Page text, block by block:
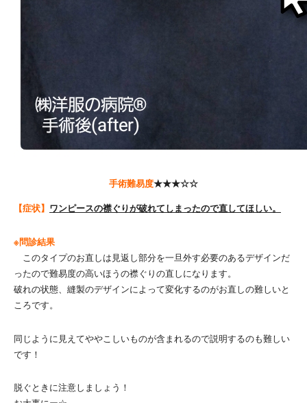
手術難易度★★★☆☆
【症状】 ワンピースの襟ぐりが破れてしまったので直してほしい。
※問診結果
このタイプのお直しは見返し部分を一旦外す必要のあるデザインだ
ったので難易度の高いほうの襟ぐりの直しになります。
破れの状態、縫製のデザインによって変化するのがお直しの難しいと
ころです。
同じように見えてややこしいものが含まれるので説明するのも難しい
です！
脱ぐときに注意しましょう！